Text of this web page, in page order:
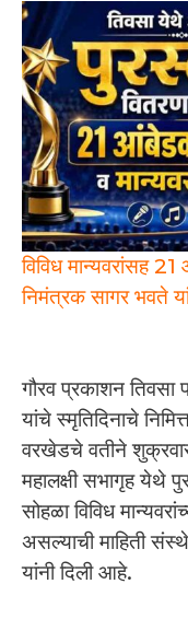
विविध मान्यवरांसह
निमंत्रक सागर भवते
गौरव प्रकाशन तिवसा
यांचे स्मृतिदिनाचे
वरखेडचे वतीने
महालक्षी सभागृह येथे
सोहळा विविध
असल्याची माहिती
यांनी दिली आहे.